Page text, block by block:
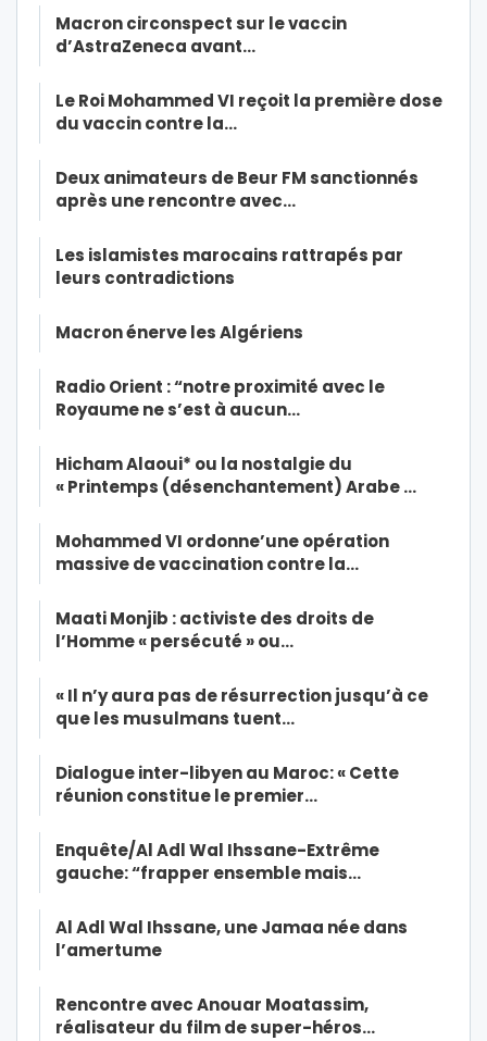
Macron circonspect sur le vaccin
d’AstraZeneca avant…
Le Roi Mohammed VI reçoit la première dose
du vaccin contre la…
Deux animateurs de Beur FM sanctionnés
après une rencontre avec…
Les islamistes marocains rattrapés par
leurs contradictions
Macron énerve les Algériens
Radio Orient : “notre proximité avec le
Royaume ne s’est à aucun…
Hicham Alaoui* ou la nostalgie du
« Printemps (désenchantement) Arabe …
Mohammed VI ordonne’une opération
massive de vaccination contre la…
Maati Monjib : activiste des droits de
l’Homme « persécuté » ou…
« Il n’y aura pas de résurrection jusqu’à ce
que les musulmans tuent…
Dialogue inter-libyen au Maroc: « Cette
réunion constitue le premier…
Enquête/Al Adl Wal Ihssane-Extrême
gauche: “frapper ensemble mais…
Al Adl Wal Ihssane, une Jamaa née dans
l’amertume
Rencontre avec Anouar Moatassim,
réalisateur du film de super-héros…